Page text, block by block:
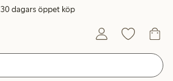
30 dagars öppet köp